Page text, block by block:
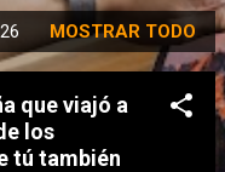
MOSTRAR TODO
que viajó a
los
tú también